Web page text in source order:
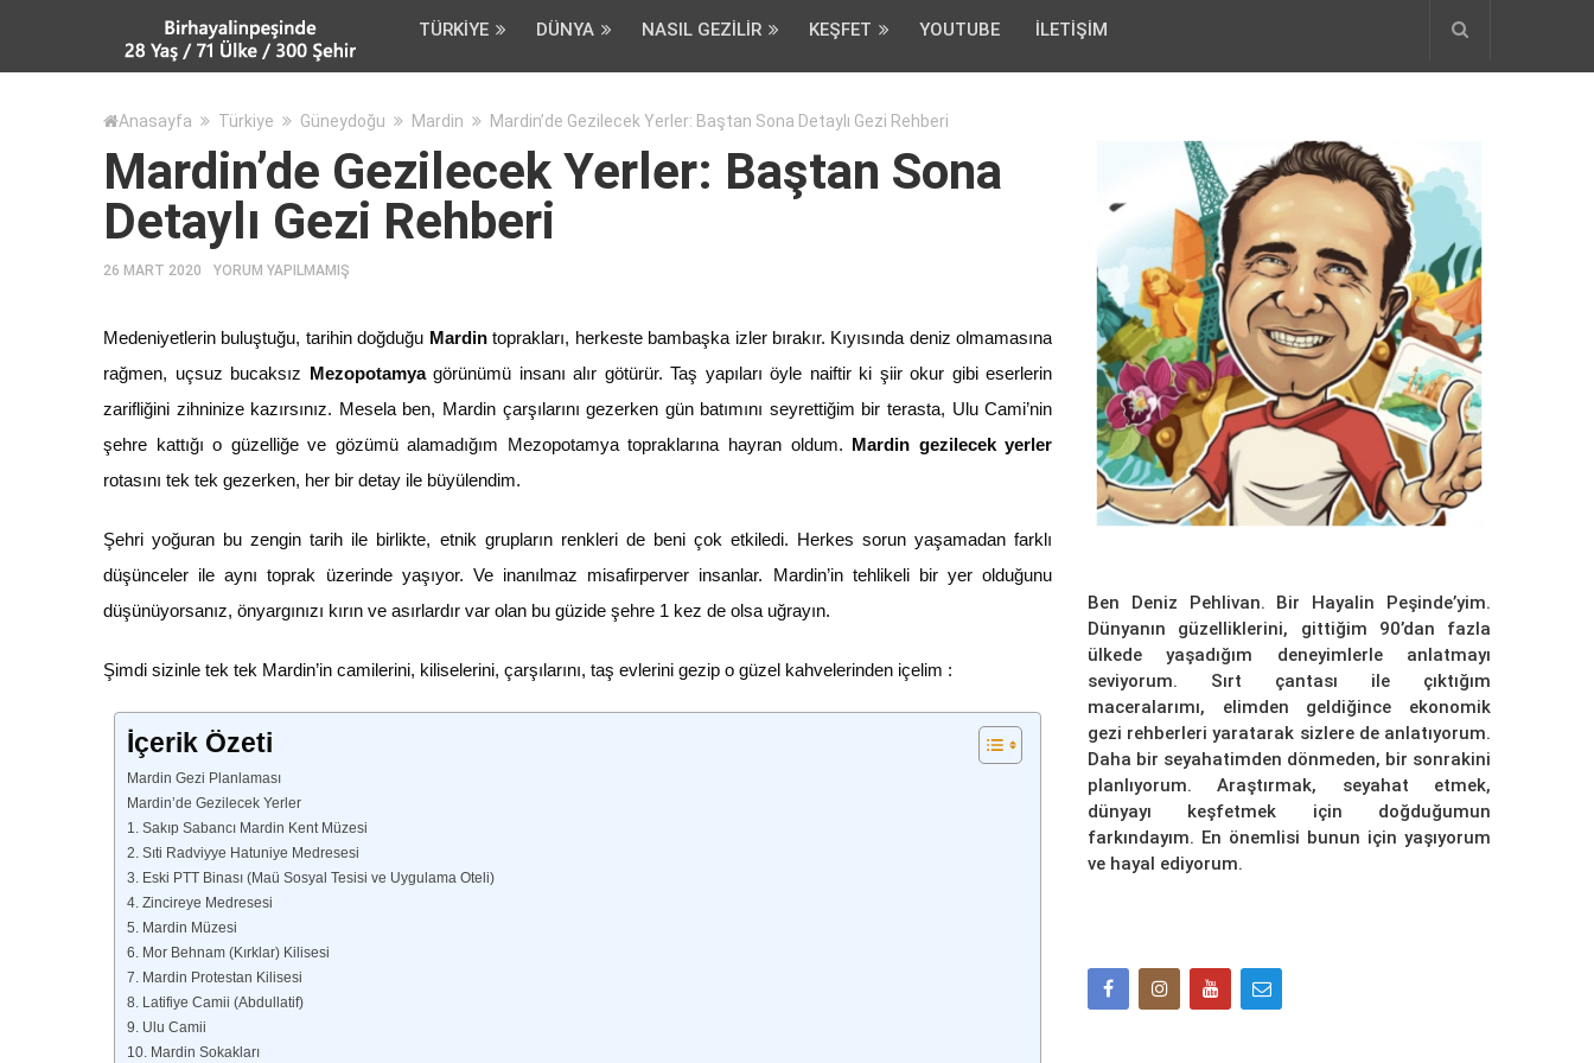
TÜRKIYE DÜNYA NASIL GEZILIR KEŞFET YOUTUBE İLETIŞIM
Anasayfa Türkiye Güneydoğu Mardin Mardin’de Gezilecek Yerler: Baştan Sona Detaylı Gezi Rehberi
Mardin’de Gezilecek Yerler: Baştan Sona
Detaylı Gezi Rehberi
26 MART 2020 YORUM YAPILMAMIŞ
Medeniyetlerin buluştuğu, tarihin doğduğu Mardintoprakları, herkeste bambaşka izler bırakır. Kıyısında deniz olmamasına
rağmen, uçsuz bucaksız Mezopotamyagörünümü insanı alır götürür. Taş yapıları öyle naiftir ki şiir okur gibi eserlerin
zarifliğini zihninize kazırsınız. Mesela ben, Mardin çarşılarını gezerken gün batımını seyrettiğim bir terasta, Ulu Cami’nin
şehre kattığı o güzelliğe ve gözümü alamadığım Mezopotamya topraklarına hayran oldum. Mardin gezilecek yerler
rotasını tek tek gezerken, her bir detay ile büyülendim.
Şehri yoğuran bu zengin tarih ile birlikte, etnik grupların renkleri de beni çok etkiledi. Herkes sorun yaşamadan farklı
düşünceler ile aynı toprak üzerinde yaşıyor. Ve inanılmaz misafirperver insanlar. Mardin’in tehlikeli bir yer olduğunu
düşünüyorsanız, önyargınızı kırın ve asırlardır var olan bu güzide şehre 1 kez de olsa uğrayın.
Şimdi sizinle tek tek Mardin’in camilerini, kiliselerini, çarşılarını, taş evlerini gezip o güzel kahvelerinden içelim :
İçerik Özeti
Mardin Gezi Planlaması
Mardin’de Gezilecek Yerler
1. Sakıp Sabancı Mardin Kent Müzesi
2. Sıti Radviyye Hatuniye Medresesi
3. Eski PTT Binası (Maü Sosyal Tesisi ve Uygulama Oteli)
4. Zincireye Medresesi
5. Mardin Müzesi
6. Mor Behnam (Kırklar) Kilisesi
7. Mardin Protestan Kilisesi
8. Latifiye Camii (Abdullatif)
9. Ulu Camii
10. Mardin Sokakları
Ben Deniz Pehlivan. Bir Hayalin Peşinde’yim.
Dünyanın güzelliklerini, gittiğim 90’dan fazla
ülkede yaşadığım deneyimlerle anlatmayı
seviyorum. Sırt çantası ile çıktığım
maceralarımı, elimden geldiğince ekonomik
gezi rehberleri yaratarak sizlere de anlatıyorum.
Daha bir seyahatimden dönmeden, bir sonrakini
planlıyorum. Araştırmak, seyahat etmek,
dünyayı keşfetmek için doğduğumun
farkındayım. En önemlisi bunun için yaşıyorum
ve hayal ediyorum.